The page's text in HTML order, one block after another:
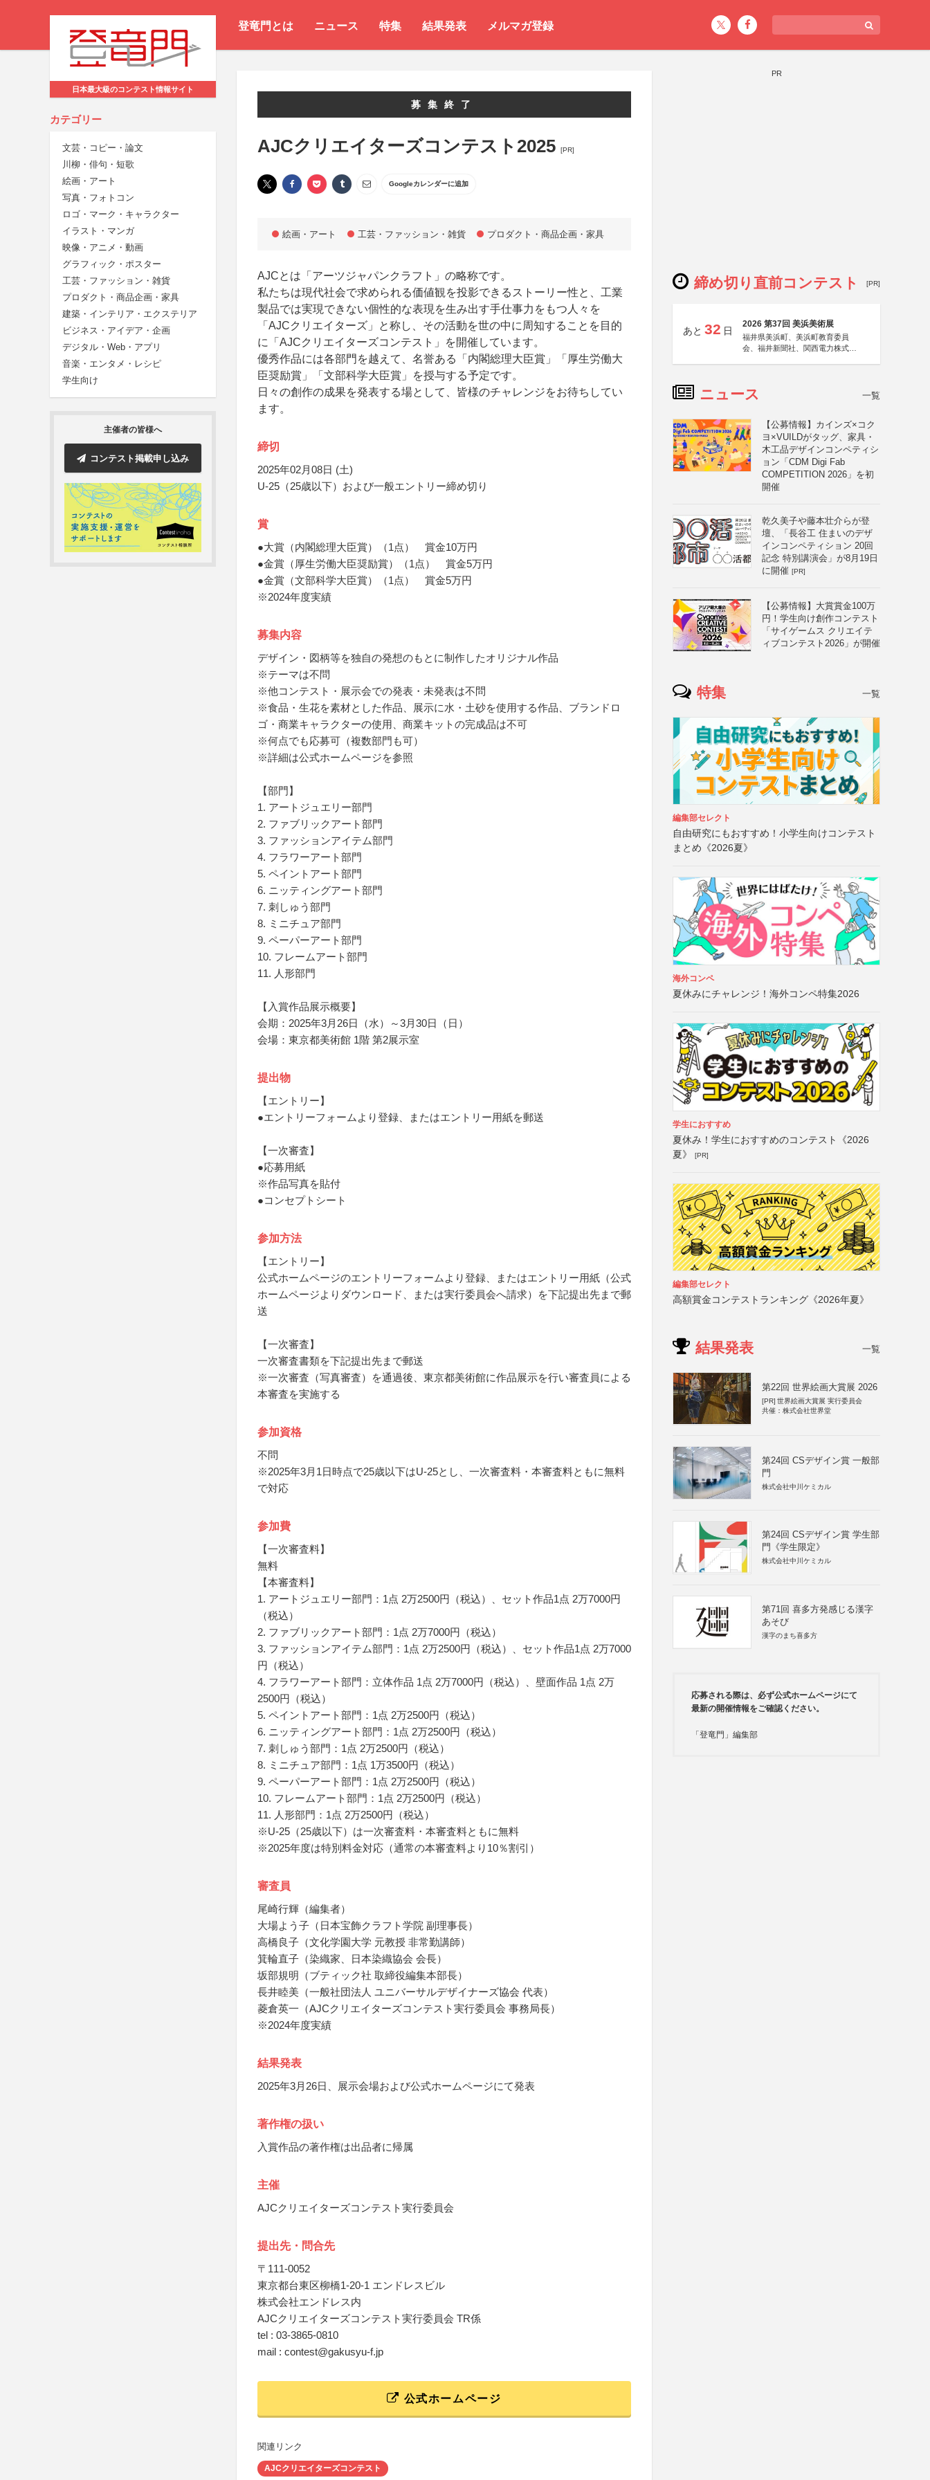
登竜門とは ニュース 特集 結果発表 メルマガ登録
日本最大級のコンテスト情報サイト
カテゴリー
文芸・コピー・論文
川柳・俳句・短歌
絵画・アート
写真・フォトコン
ロゴ・マーク・キャラクター
イラスト・マンガ
映像・アニメ・動画
グラフィック・ポスター
工芸・ファッション・雑貨
プロダクト・商品企画・家具
建築・インテリア・エクステリア
ビジネス・アイデア・企画
デジタル・Web・アプリ
音楽・エンタメ・レシピ
学生向け
主催者の皆様へ
コンテスト掲載申し込み
募集終了
AJCクリエイターズコンテスト2025 [PR]
Googleカレンダーに追加
絵画・アート 工芸・ファッション・雑貨 プロダクト・商品企画・家具
AJCとは「アーツジャパンクラフト」の略称です。
私たちは現代社会で求められる価値観を投影できるストーリー性と、工業
製品では実現できない個性的な表現を生み出す手仕事力をもつ人々を
「AJCクリエイターズ」と称し、その活動を世の中に周知することを目的
に「AJCクリエイターズコンテスト」を開催しています。
優秀作品には各部門を越えて、名誉ある「内閣総理大臣賞」「厚生労働大
臣奨励賞」「文部科学大臣賞」を授与する予定です。
日々の創作の成果を発表する場として、皆様のチャレンジをお待ちしてい
ます。
締切
2025年02月08日 (土)
U-25（25歳以下）および一般エントリー締め切り
賞
●大賞（内閣総理大臣賞）（1点） 賞金10万円
●金賞（厚生労働大臣奨励賞）（1点） 賞金5万円
●金賞（文部科学大臣賞）（1点） 賞金5万円
※2024年度実績
募集内容
デザイン・図柄等を独自の発想のもとに制作したオリジナル作品
※テーマは不問
※他コンテスト・展示会での発表・未発表は不問
※食品・生花を素材とした作品、展示に水・土砂を使用する作品、ブランドロ
ゴ・商業キャラクターの使用、商業キットの完成品は不可
※何点でも応募可（複数部門も可）
※詳細は公式ホームページを参照
【部門】
1. アートジュエリー部門
2. ファブリックアート部門
3. ファッションアイテム部門
4. フラワーアート部門
5. ペイントアート部門
6. ニッティングアート部門
7. 刺しゅう部門
8. ミニチュア部門
9. ペーパーアート部門
10. フレームアート部門
11. 人形部門
【入賞作品展示概要】
会期：2025年3月26日（水）～3月30日（日）
会場：東京都美術館 1階 第2展示室
提出物
【エントリー】
●エントリーフォームより登録、またはエントリー用紙を郵送
【一次審査】
●応募用紙
※作品写真を貼付
●コンセプトシート
参加方法
【エントリー】
公式ホームページのエントリーフォームより登録、またはエントリー用紙（公式
ホームページよりダウンロード、または実行委員会へ請求）を下記提出先まで郵
送
【一次審査】
一次審査書類を下記提出先まで郵送
※一次審査（写真審査）を通過後、東京都美術館に作品展示を行い審査員による
本審査を実施する
参加資格
不問
※2025年3月1日時点で25歳以下はU-25とし、一次審査料・本審査料ともに無料
で対応
参加費
【一次審査料】
無料
【本審査料】
1. アートジュエリー部門：1点 2万2500円（税込）、セット作品1点 2万7000円
（税込）
2. ファブリックアート部門：1点 2万7000円（税込）
3. ファッションアイテム部門：1点 2万2500円（税込）、セット作品1点 2万7000
円（税込）
4. フラワーアート部門：立体作品 1点 2万7000円（税込）、壁面作品 1点 2万
2500円（税込）
5. ペイントアート部門：1点 2万2500円（税込）
6. ニッティングアート部門：1点 2万2500円（税込）
7. 刺しゅう部門：1点 2万2500円（税込）
8. ミニチュア部門：1点 1万3500円（税込）
9. ペーパーアート部門：1点 2万2500円（税込）
10. フレームアート部門：1点 2万2500円（税込）
11. 人形部門：1点 2万2500円（税込）
※U-25（25歳以下）は一次審査料・本審査料ともに無料
※2025年度は特別料金対応（通常の本審査料より10％割引）
審査員
尾崎行輝（編集者）
大場よう子（日本宝飾クラフト学院 副理事長）
高橋良子（文化学園大学 元教授 非常勤講師）
箕輪直子（染織家、日本染織協会 会長）
坂部規明（ブティック社 取締役編集本部長）
長井睦美（一般社団法人 ユニバーサルデザイナーズ協会 代表）
菱倉英一（AJCクリエイターズコンテスト実行委員会 事務局長）
※2024年度実績
結果発表
2025年3月26日、展示会場および公式ホームページにて発表
著作権の扱い
入賞作品の著作権は出品者に帰属
主催
AJCクリエイターズコンテスト実行委員会
提出先・問合先
〒111-0052
東京都台東区柳橋1-20-1 エンドレスビル
株式会社エンドレス内
AJCクリエイターズコンテスト実行委員会 TR係
tel : 03-3865-0810
mail : contest@gakusyu-f.jp
公式ホームページ
関連リンク
AJCクリエイターズコンテスト
PR
締め切り直前コンテスト [PR]
あと 32 日
2026 第37回 美浜美術展
福井県美浜町、美浜町教育委員
会、福井新聞社、関西電力株式会
ニュース 一覧
【公募情報】カインズ×コク
ヨ×VUILDがタッグ、家具・
木工品デザインコンペティシ
ョン「CDM Digi Fab
COMPETITION 2026」を初
開催
乾久美子や藤本壮介らが登
壇、「長谷工 住まいのデザ
インコンペティション 20回
記念 特別講演会」が8月19日
に開催 [PR]
【公募情報】大賞賞金100万
円！学生向け創作コンテスト
「サイゲームス クリエイテ
ィブコンテスト2026」が開催
特集 一覧
編集部セレクト
自由研究にもおすすめ！小学生向けコンテスト
まとめ《2026夏》
海外コンペ
夏休みにチャレンジ！海外コンペ特集2026
学生におすすめ
夏休み！学生におすすめのコンテスト《2026
夏》
[PR]
編集部セレクト
高額賞金コンテストランキング《2026年夏》
結果発表 一覧
第22回 世界絵画大賞展 2026
[PR] 世界絵画大賞展 実行委員会
共催：株式会社世界堂
第24回 CSデザイン賞 一般部
門
株式会社中川ケミカル
第24回 CSデザイン賞 学生部
門《学生限定》
株式会社中川ケミカル
第71回 喜多方発感じる漢字
あそび
漢字のまち喜多方
応募される際は、必ず公式ホームページにて
最新の開催情報をご確認ください。
「登竜門」編集部